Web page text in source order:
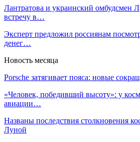
Лантратова и украинский омбудсмен
встречу в…
Эксперт предложил россиянам
денег…
Новость месяца
Porsche затягивает пояса: новые
«Человек, победивший высоту»: у
авиации…
Названы последствия столкновения
Луной